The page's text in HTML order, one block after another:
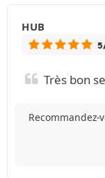
HUB
Très bon
Recommandez-